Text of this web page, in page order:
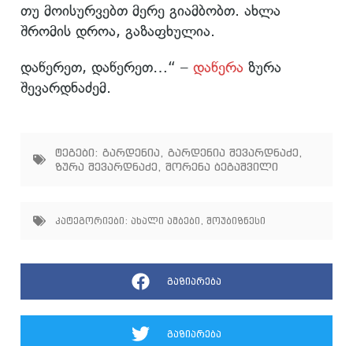
თუ მოისურვებთ მერე გიამბობთ. ახლა
შრომის დროა, გაზაფხულია.
დაწერეთ, დაწერეთ…“ – დაწერა ზურა
შევარდნაძემ.
ტეგები: გარდენია გარდენია შევარდნაძე
ზურა შევარდნაძე
შორენა ბეგაშვილი
კატეგორიები: ახალი ამბები , შოუბიზნესი
გაზიარება
გაზიარება